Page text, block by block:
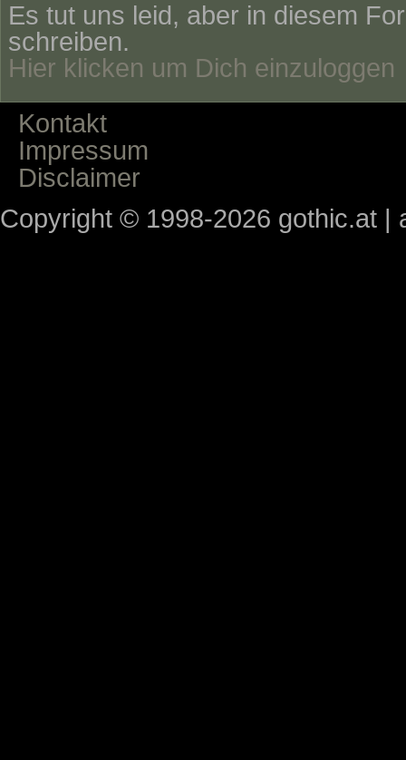
Es tut uns leid, aber in diesem
schreiben.
Hier klicken um Dich einzuloggen
Kontakt
Impressum
Disclaimer
Copyright © 1998-2026 gothic.at |